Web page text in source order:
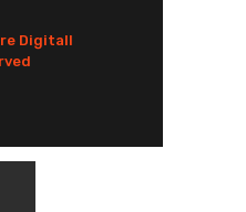
Digitall